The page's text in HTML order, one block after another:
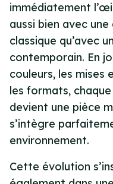
immédiatement
aussi bien avec
classique qu’avec
contemporain. En
couleurs, les mises
les formats,
devient une pièce
s’intègre
environnement.
Cette évolution